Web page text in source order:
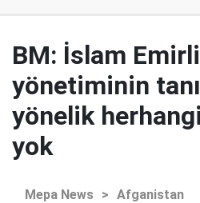
BM: İslam
yönetiminin
yönelik
yok
Mepa News > Afganistan